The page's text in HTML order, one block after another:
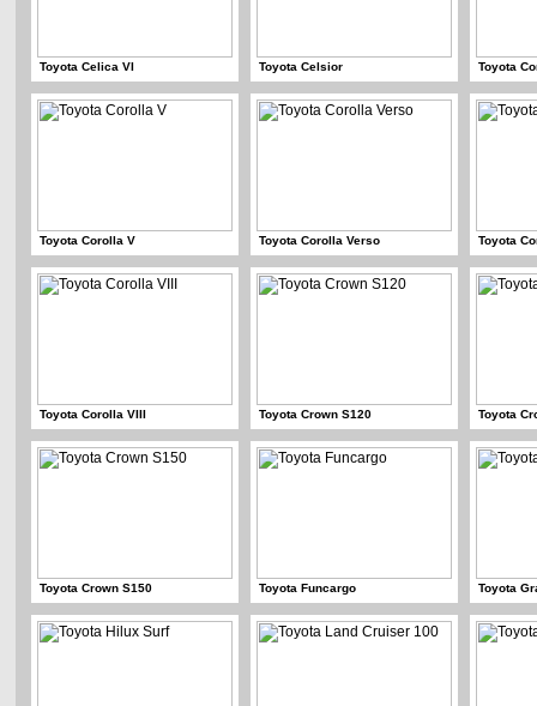
Toyota Celica VI Toyota Celsior Toyota
Toyota Corolla V Toyota Corolla Verso Toyota
Toyota Corolla VIII Toyota Crown S120 Toyota
Toyota Crown S150 Toyota Funcargo Toyota